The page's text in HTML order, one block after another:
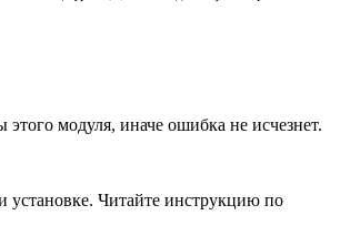
модуля, иначе ошибка не исчезнет.
установке. Читайте инструкцию по